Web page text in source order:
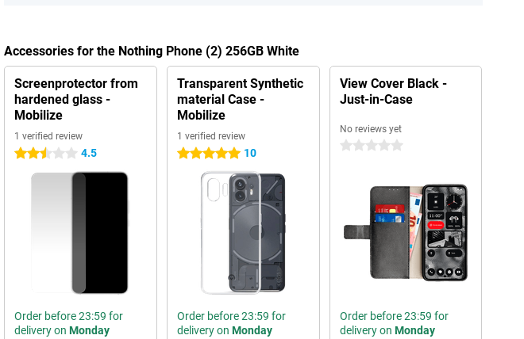
Accessories for the Nothing Phone (2) 256GB White
Screenprotector from
hardened glass -
Mobilize
1 verified review
2.5 stars 4.5
Order before 23:59 for
delivery on Monday
Transparent Synthetic
material Case -
Mobilize
1 verified review
5 stars 10
Order before 23:59 for
delivery on Monday
View Cover Black -
Just-in-Case
No reviews yet
0 stars
Order before 23:59 for
delivery on Monday